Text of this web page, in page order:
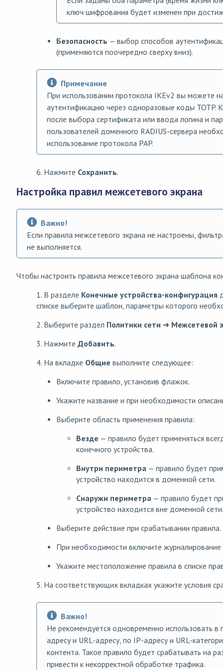
ключ шифрования будет изменен при
Безопасность — выбор способов
(применяются поочередно сверху вниз).
Примечание
При использовании протокола IKEv2 вы можете
аутентификацию через одноразовые коды TOTP.
после выбора сертификата или ввода логина и
пользователей доменного RADIUS-сервера
использование протокола PAP.
6. Нажмите Сохранить.
Настройка правил межсетевого экрана
Важно!
Если правила межсетевого экрана не настроены,
не выполняется.
Чтобы настроить правила межсетевого экрана шаблона
1. В разделе Конечные устройства-конфигурация
списке выберите шаблон, параметры которого
2. Выберите раздел Политики сети ➜ Межсетевой
3. Нажмите Добавить.
4. На вкладке Общие выполните следующее:
Включите правило, установив флажок.
Укажите название и при необходимости
Выберите область применения правила:
Везде — правило будет применяться
конечного устройства.
Внутри периметра — правило будет
устройство находится в доменной сети.
Снаружи периметра — правило будет
устройство находится вне доменной сети.
Выберите действие при срабатывании правила.
При необходимости включите журналирование
Укажите местоположение правила в списке
5. На соответствующих вкладках укажите условия
Важно!
Не рекомендуется одновременно использовать в
адресу и URL-адресу, по IP-адресу и URL-
контента. Такое правило будет срабатывать на
привести к некорректной обработке трафика.